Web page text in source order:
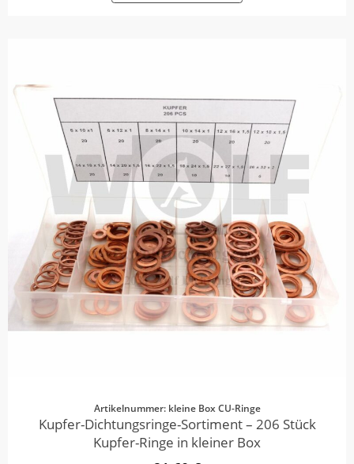
Artikelnummer: kleine Box CU-Ringe
Kupfer-Dichtungsringe-Sortiment – 206 Stück
Kupfer-Ringe in kleiner Box